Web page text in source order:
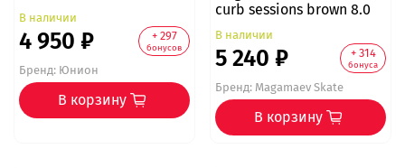
В наличии
4 950 ₽ + 297
бонусов
Бренд:Юнион
В корзину
curb sessions brown 8.0
В наличии
5 240 ₽ + 314
бонуса
Бренд:Magamaev Skate
В корзину